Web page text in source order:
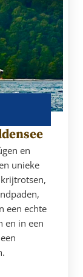
en
unieke
een echte
en in een